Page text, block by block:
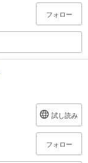
フォロー
試し読み
フォロー